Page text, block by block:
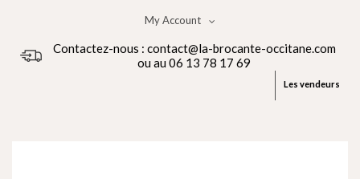
My Account
Contactez-nous : contact@la-brocante-occitane.com
ou au 06 13 78 17 69
Les vendeurs